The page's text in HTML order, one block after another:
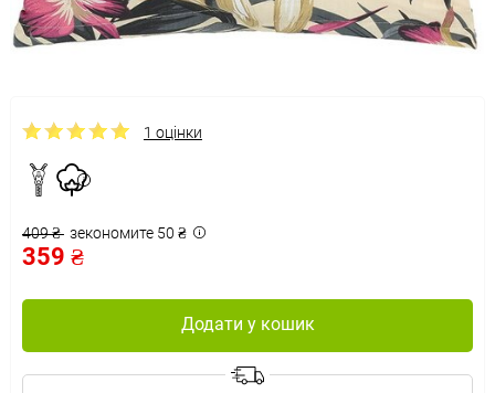
1 оцінки
409 ₴ зекономите 50 ₴
359 ₴
Додати у кошик